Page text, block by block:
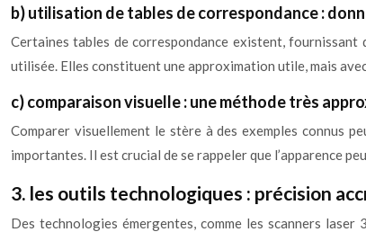
b) utilisation de tables de correspondance :
Certaines tables de correspondance existent, fournissant
utilisée. Elles constituent une approximation utile, mais
c) comparaison visuelle : une méthode très
Comparer visuellement le stère à des exemples connus
importantes. Il est crucial de se rappeler que l’apparence
3. les outils technologiques : précision
Des technologies émergentes, comme les scanners